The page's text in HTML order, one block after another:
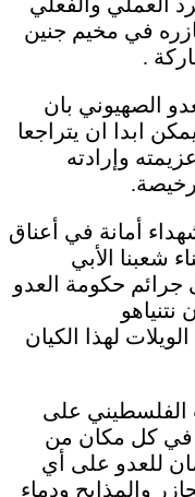
في مخيم جنين
.
الصهيوني بان
ابدا ان يتراجعا
وإرادته
أمانة في أعناق
شعبنا الأبي
جرائم حكومة العدو
لهذا الكيان
الفلسطيني على
في كل مكان من
للعدو على أي
والمذابح ودماء